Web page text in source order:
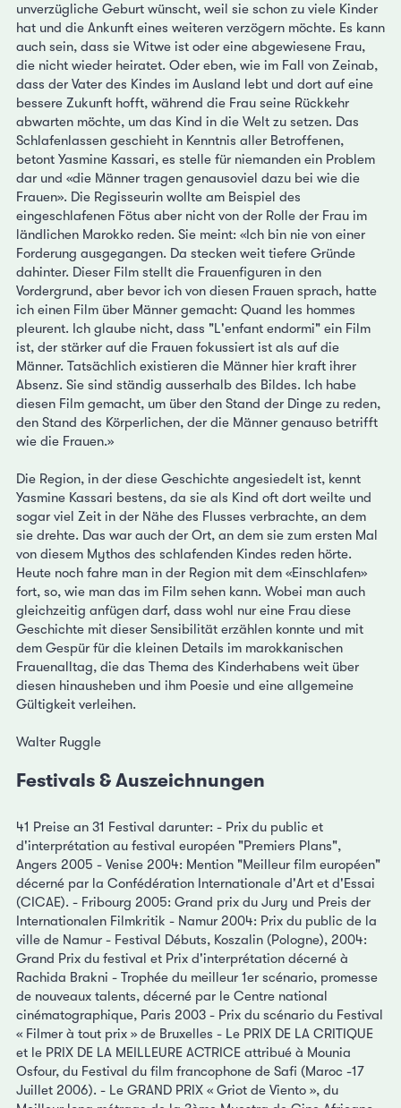
unverzügliche Geburt wünscht, weil sie schon zu viele Kinder
hat und die Ankunft eines weiteren verzögern möchte. Es kann
auch sein, dass sie Witwe ist oder eine abgewiesene Frau,
die nicht wieder heiratet. Oder eben, wie im Fall von Zeinab,
dass der Vater des Kindes im Ausland lebt und dort auf eine
bessere Zukunft hofft, während die Frau seine Rückkehr
abwarten möchte, um das Kind in die Welt zu setzen. Das
Schlafenlassen geschieht in Kenntnis aller Betroffenen,
betont Yasmine Kassari, es stelle für niemanden ein Problem
dar und «die Männer tragen genausoviel dazu bei wie die
Frauen». Die Regisseurin wollte am Beispiel des
eingeschlafenen Fötus aber nicht von der Rolle der Frau im
ländlichen Marokko reden. Sie meint: «Ich bin nie von einer
Forderung ausgegangen. Da stecken weit tiefere Gründe
dahinter. Dieser Film stellt die Frauenfiguren in den
Vordergrund, aber bevor ich von diesen Frauen sprach, hatte
ich einen Film über Männer gemacht: Quand les hommes
pleurent. Ich glaube nicht, dass "L'enfant endormi" ein Film
ist, der stärker auf die Frauen fokussiert ist als auf die
Männer. Tatsächlich existieren die Männer hier kraft ihrer
Absenz. Sie sind ständig ausserhalb des Bildes. Ich habe
diesen Film gemacht, um über den Stand der Dinge zu reden,
den Stand des Körperlichen, der die Männer genauso betrifft
wie die Frauen.»
Die Region, in der diese Geschichte angesiedelt ist, kennt
Yasmine Kassari bestens, da sie als Kind oft dort weilte und
sogar viel Zeit in der Nähe des Flusses verbrachte, an dem
sie drehte. Das war auch der Ort, an dem sie zum ersten Mal
von diesem Mythos des schlafenden Kindes reden hörte.
Heute noch fahre man in der Region mit dem «Einschlafen»
fort, so, wie man das im Film sehen kann. Wobei man auch
gleichzeitig anfügen darf, dass wohl nur eine Frau diese
Geschichte mit dieser Sensibilität erzählen konnte und mit
dem Gespür für die kleinen Details im marokkanischen
Frauenalltag, die das Thema des Kinderhabens weit über
diesen hinausheben und ihm Poesie und eine allgemeine
Gültigkeit verleihen.
Walter Ruggle
Festivals & Auszeichnungen
41 Preise an 31 Festival darunter: - Prix du public et
d'interprétation au festival européen "Premiers Plans",
Angers 2005 - Venise 2004: Mention "Meilleur film européen"
décerné par la Confédération Internationale d'Art et d'Essai
(CICAE). - Fribourg 2005: Grand prix du Jury und Preis der
Internationalen Filmkritik - Namur 2004: Prix du public de la
ville de Namur - Festival Débuts, Koszalin (Pologne), 2004:
Grand Prix du festival et Prix d'interprétation décerné à
Rachida Brakni - Trophée du meilleur 1er scénario, promesse
de nouveaux talents, décerné par le Centre national
cinématographique, Paris 2003 - Prix du scénario du Festival
« Filmer à tout prix » de Bruxelles - Le PRIX DE LA CRITIQUE
et le PRIX DE LA MEILLEURE ACTRICE attribué à Mounia
Osfour, du Festival du film francophone de Safi (Maroc -17
Juillet 2006). - Le GRAND PRIX « Griot de Viento », du